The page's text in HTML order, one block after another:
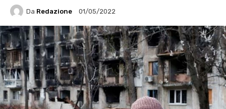
Da Redazione 01/05/2022